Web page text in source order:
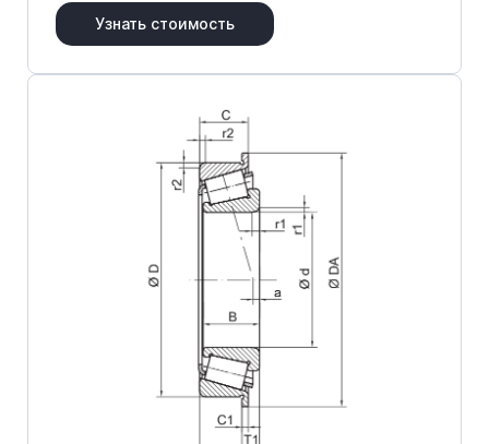
Узнать стоимость